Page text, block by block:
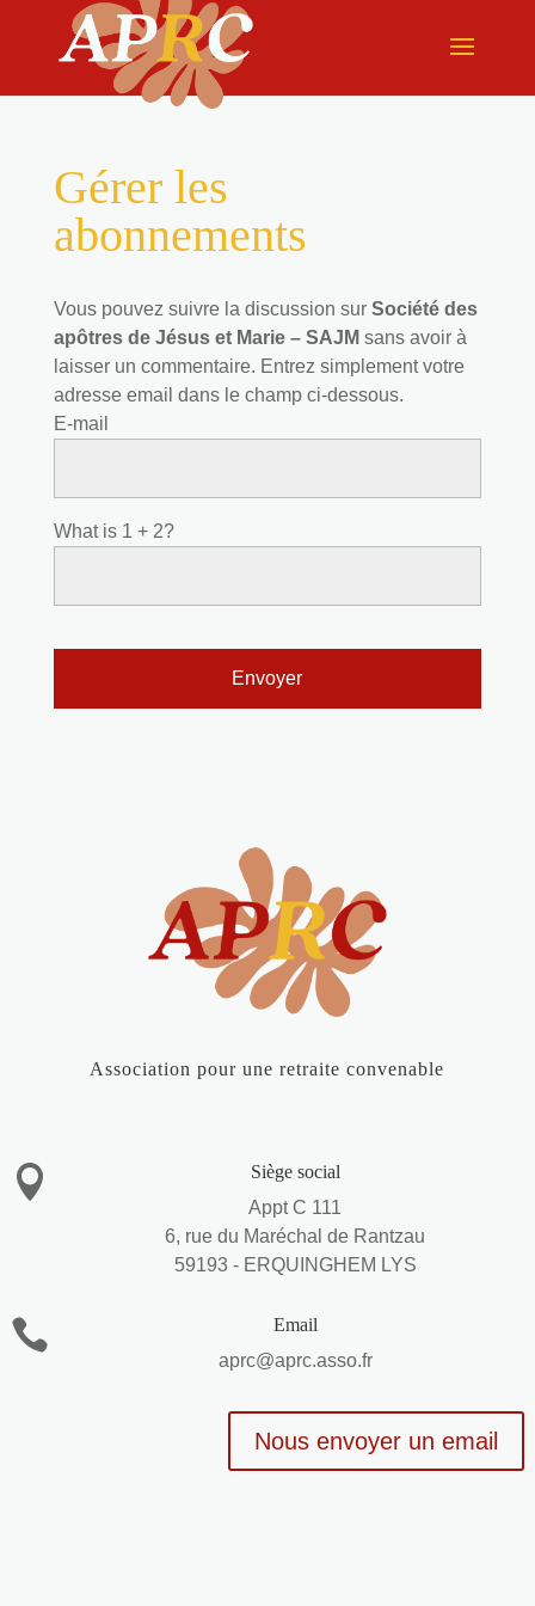
Gérer les
abonnements
Vous pouvez suivre la discussion sur Société des
apôtres de Jésus et Marie – SAJM sans avoir à
laisser un commentaire. Entrez simplement votre
adresse email dans le champ ci-dessous.
E-mail
What is 1 + 2?
Association pour une retraite convenable

Siège social
Appt C 111
6, rue du Maréchal de Rantzau
59193 - ERQUINGHEM LYS

Email
aprc@aprc.asso.fr
Nous envoyer un email